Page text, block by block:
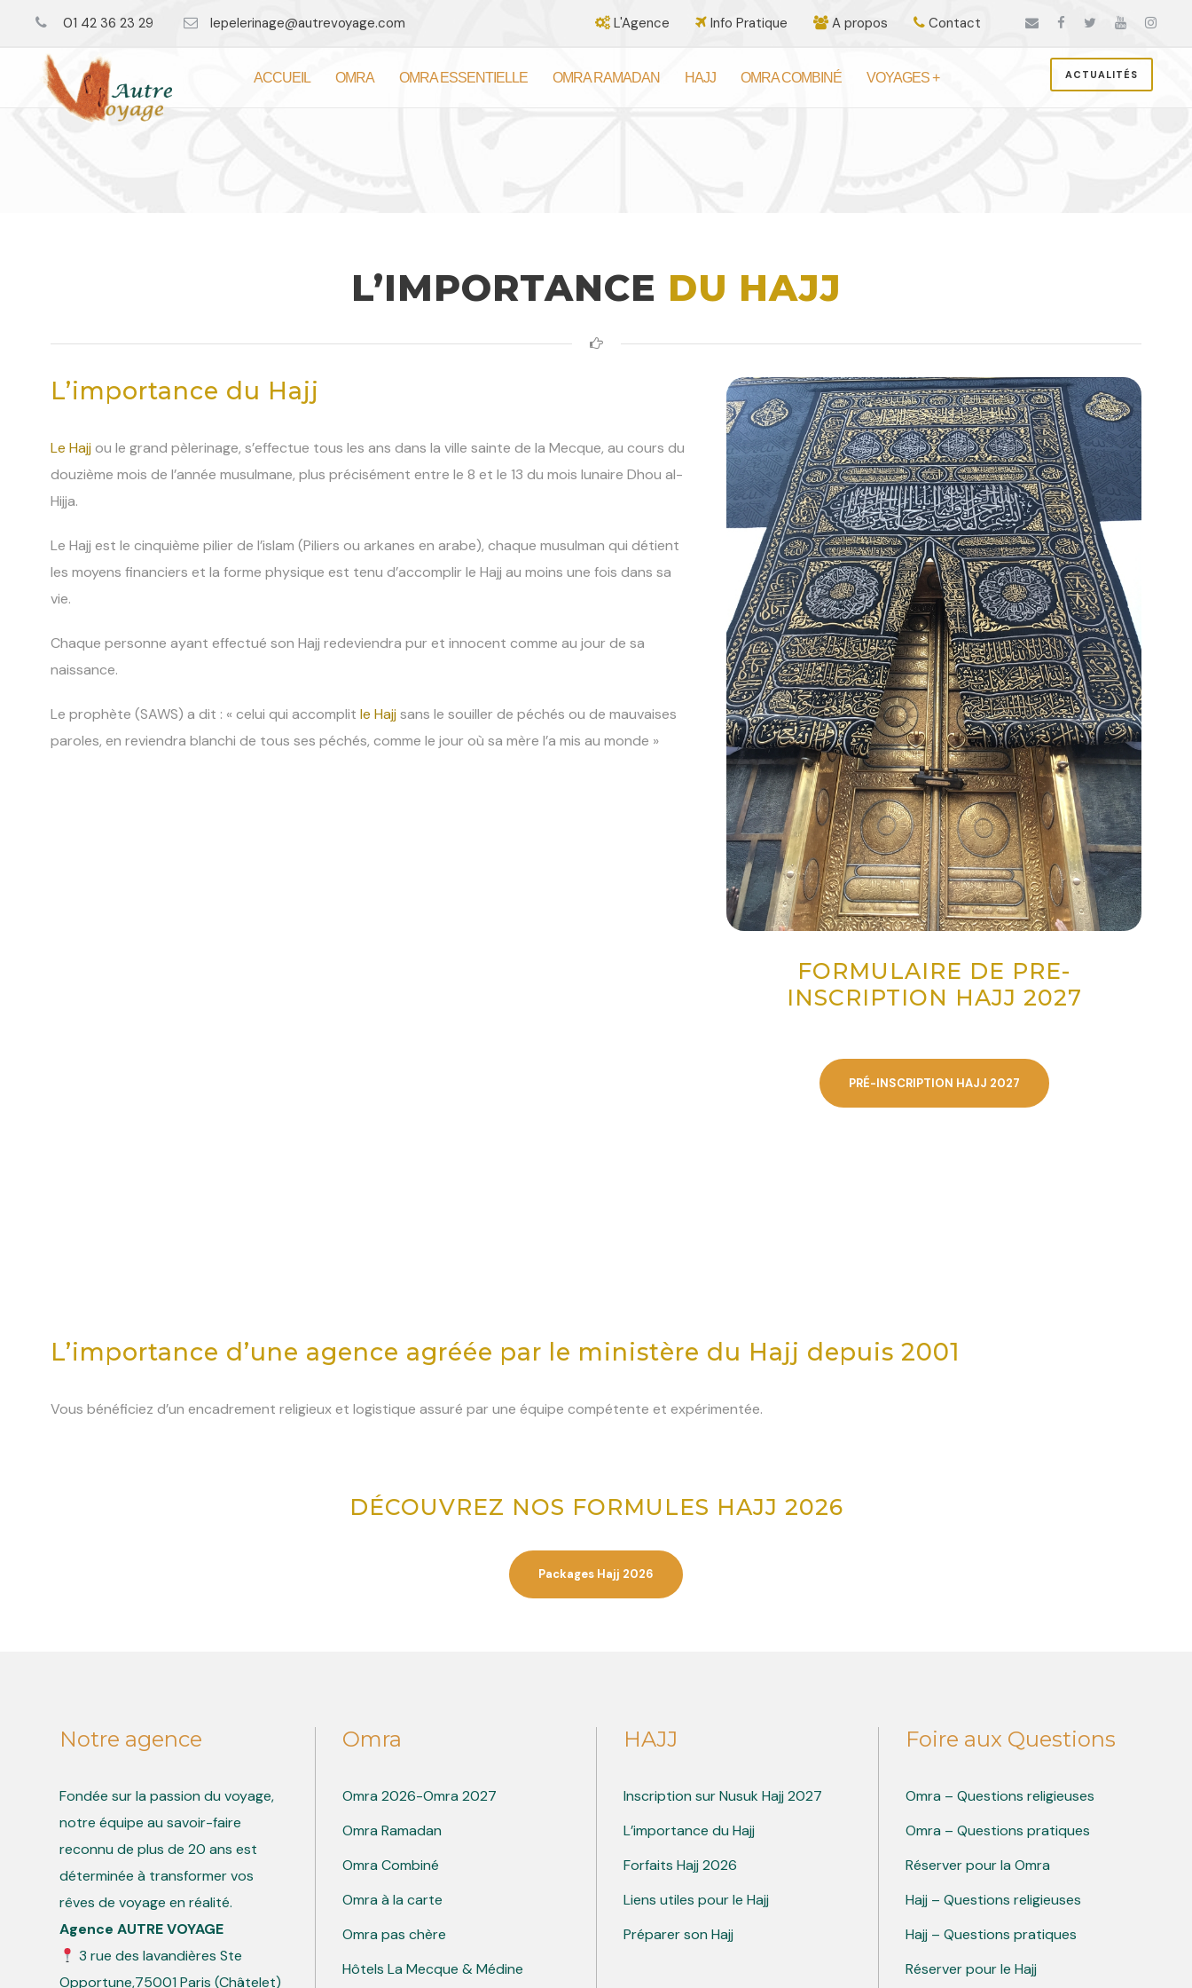
01 42 36 23 29 lepelerinage@autrevoyage.com L'Agence Info Pratique A propos Contact
ACCUEIL OMRA OMRA ESSENTIELLE OMRA RAMADAN HAJJ OMRA COMBINÉ VOYAGES + ACTUALITÉS
L’IMPORTANCE DU HAJJ
L’importance du Hajj
Le Hajj ou le grand pèlerinage, s’effectue tous les ans dans la ville sainte de la Mecque, au cours du
douzième mois de l’année musulmane, plus précisément entre le 8 et le 13 du mois lunaire Dhou al-
Hijja.
Le Hajj est le cinquième pilier de l’islam (Piliers ou arkanes en arabe), chaque musulman qui détient
les moyens financiers et la forme physique est tenu d’accomplir le Hajj au moins une fois dans sa
vie.
Chaque personne ayant effectué son Hajj redeviendra pur et innocent comme au jour de sa
naissance.
Le prophète (SAWS) a dit : « celui qui accomplit le Hajj sans le souiller de péchés ou de mauvaises
paroles, en reviendra blanchi de tous ses péchés, comme le jour où sa mère l’a mis au monde »
FORMULAIRE DE PRE-
INSCRIPTION HAJJ 2027
PRÉ-INSCRIPTION HAJJ 2027
L’importance d’une agence agréée par le ministère du Hajj depuis 2001
Vous bénéficiez d’un encadrement religieux et logistique assuré par une équipe compétente et expérimentée.
DÉCOUVREZ NOS FORMULES HAJJ 2026
Packages Hajj 2026
Notre agence
Fondée sur la passion du voyage,
notre équipe au savoir-faire
reconnu de plus de 20 ans est
déterminée à transformer vos
rêves de voyage en réalité.
Agence AUTRE VOYAGE
3 rue des lavandières Ste
Opportune,75001 Paris (Châtelet)
Omra
Omra 2026-Omra 2027
Omra Ramadan
Omra Combiné
Omra à la carte
Omra pas chère
Hôtels La Mecque & Médine
HAJJ
Inscription sur Nusuk Hajj 2027
L’importance du Hajj
Forfaits Hajj 2026
Liens utiles pour le Hajj
Préparer son Hajj
Foire aux Questions
Omra – Questions religieuses
Omra – Questions pratiques
Réserver pour la Omra
Hajj – Questions religieuses
Hajj – Questions pratiques
Réserver pour le Hajj